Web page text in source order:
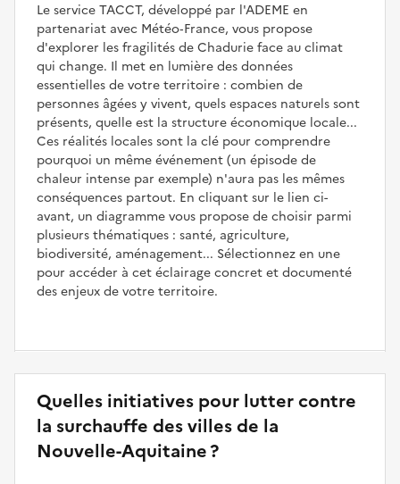
Le service TACCT, développé par l'ADEME en
partenariat avec Météo‑France, vous propose
d'explorer les fragilités de Chadurie face au climat
qui change. Il met en lumière des données
essentielles de votre territoire : combien de
personnes âgées y vivent, quels espaces naturels sont
présents, quelle est la structure économique locale...
Ces réalités locales sont la clé pour comprendre
pourquoi un même événement (un épisode de
chaleur intense par exemple) n'aura pas les mêmes
conséquences partout. En cliquant sur le lien ci-
avant, un diagramme vous propose de choisir parmi
plusieurs thématiques : santé, agriculture,
biodiversité, aménagement... Sélectionnez en une
pour accéder à cet éclairage concret et documenté
des enjeux de votre territoire.
Quelles initiatives pour lutter contre
la surchauffe des villes de la
Nouvelle-Aquitaine ?